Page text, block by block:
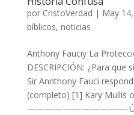
por CristoVerdad | May
bíblicos, noticias
Anthony Fauciy La
DESCRIPCIÓN: ¿Para que
Sir Annthony Fauci
(completo) [1] Kary Mullis
———————————-